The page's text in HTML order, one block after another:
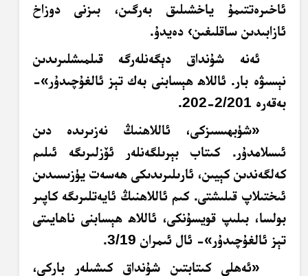
ئاخىرەتتىمۇ ياخشىلىق بەرگىن، بىزنى دوزاخ
ئازابىدىن ساقلىغىن› دەيدۇ.
ئەنە شۇنداق دېگەنلەرگە قىلمىشلىرىدىن
نېسىۋە بار. ئاللاھ ھېسابنى بەك تېز ئالغۇچىدۇر»-
بەقەرە 2/201-202.
«شۈبھىسىزكى، ئاللاھنىڭ نەزىرىدە دىن
ئىسلامدۇر. كىتاب بېرىلگەنلەر ئۆزلىرىگە ئىلىم
كەلگەندىن كېيىن، ئارىلىرىدىكىھەسەتيۈزىسىدىن
ئىختىلاپ قىلىشتى. كىم ئاللاھنىڭ ئايەتلىرىگە كاپىر
بولسا، بىلىپ قويسۇنكى، ئاللاھ ھېسابنى ناھايىتى
تېز ئالغۇچىدۇر»- ئال ئىمران 3/19.
«ئەھلى كىتابتىن شۇنداق كىشىلەر باركى،